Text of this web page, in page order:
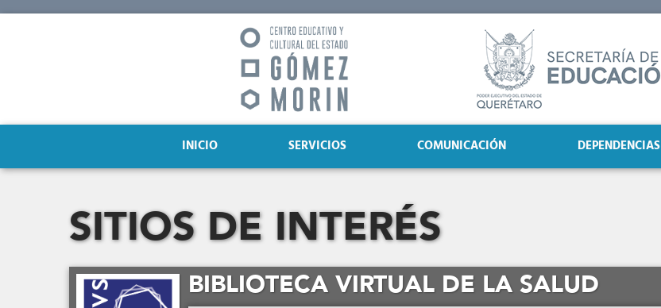
INICIO SERVICIOS COMUNICACIÓN DEPENDENCIAS
SITIOS DE INTERÉS
BIBLIOTECA VIRTUAL DE LA SALUD